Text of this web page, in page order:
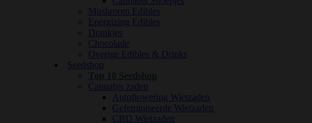
Mushroom Edibles
Energizing Edibles
Drankjes
Chocolade
Overige Edibles & Drinks
Seedshop
Top 10 Seedshop
Cannabis zaden
Autoflowering Wietzaden
Gefeminiseerde Wietzaden
CBD Wietzaden